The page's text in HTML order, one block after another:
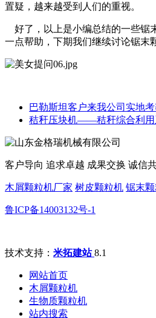
置疑，越来越受到人们的重视。
好了，以上是小编总结的一些锯
一点帮助，下期我们继续讨论锯末
巴勒斯坦客户来我公司实地
秸秆压块机——秸秆综合利用
客户导向 追求卓越 成果交换 诚信
木屑颗粒机厂家 树皮颗粒机 锯末
鲁ICP备14003132号-1
技术支持： 米拓建站8.1
网站首页
木屑颗粒机
生物质颗粒机
站内搜索